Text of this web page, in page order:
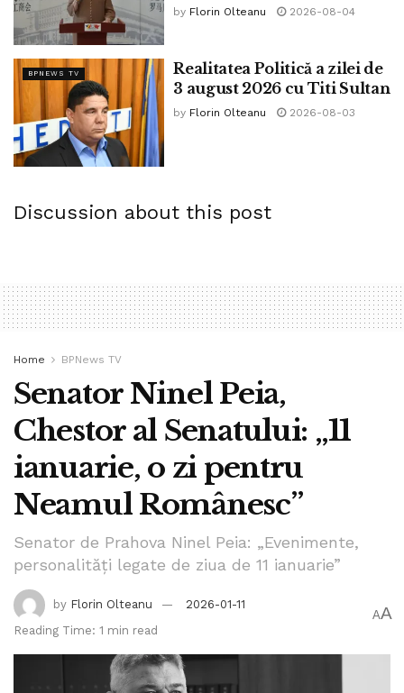
by Florin Olteanu 2026-08-04
BPNEWS TV
Realitatea Politică a zilei de
3 august 2026 cu Titi Sultan
by Florin Olteanu 2026-08-03
Discussion about this post
Home BPNews TV
Senator Ninel Peia,
Chestor al Senatului: „11
ianuarie, o zi pentru
Neamul Românesc”
Senator de Prahova Ninel Peia: „Evenimente,
personalități legate de ziua de 11 ianuarie”
by Florin Olteanu
2026-01-11
Reading Time: 1 min read
AA